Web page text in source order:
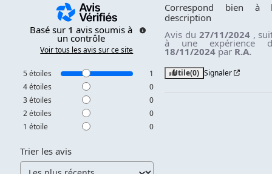
Basé sur 1 avis soumis à
un contrôle
Voir tous les avis sur ce site
5étoiles
1
4étoiles
0
3étoiles
0
2étoiles
0
1 étoile 0
Trier les avis
Correspond bien à
description
Avis du 27/11/2024 ,
à une expérience
18/11/2024 par R.A.
Utile(0) Signaler